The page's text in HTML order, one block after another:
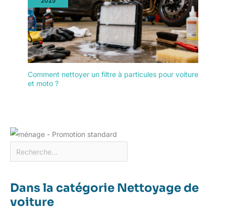
Comment nettoyer un filtre à particules pour voiture
et moto ?
Dans la catégorie Nettoyage de
voiture